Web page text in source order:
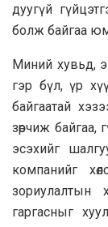
дуугүй
болж байгаа
Миний хувьд,
гэр бүл, үр
байгаатай
зөрчиж
эсэхийг
компанийг
зориулалтын
гаргасныг